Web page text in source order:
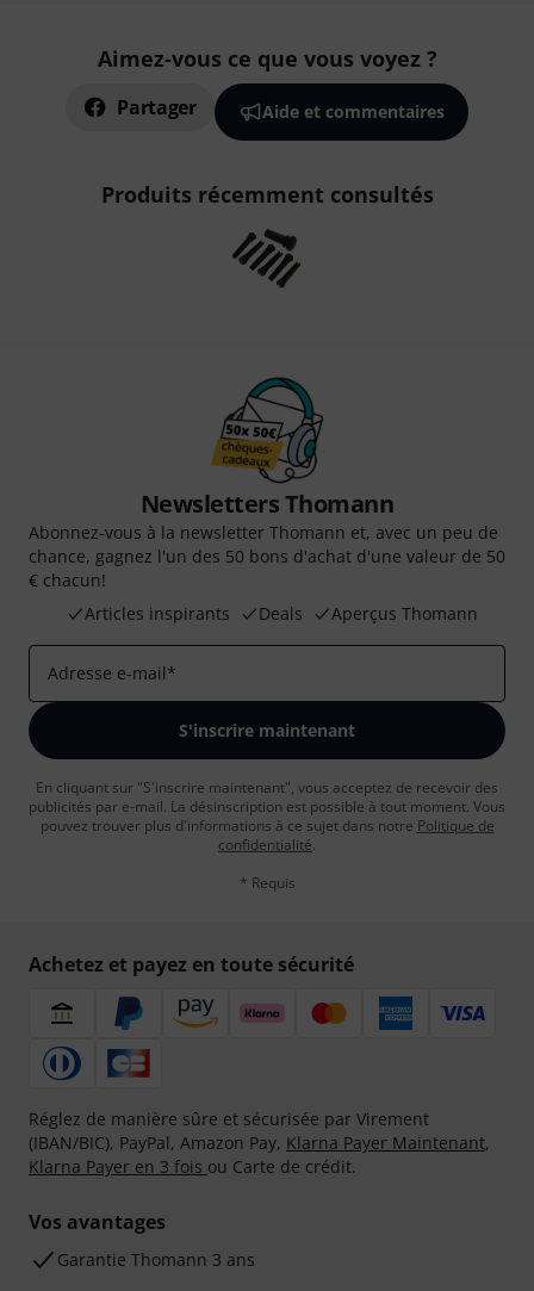
Aimez-vous ce que vous voyez ?
Partager Aide et commentaires
Produits récemment consultés
Newsletters Thomann
Abonnez-vous à la newsletter Thomann et, avec un peu de
chance, gagnez l'un des 50 bons d'achat d'une valeur de 50
€ chacun!
Articles inspirants
Deals Aperçus Thomann
Adresse e-mail*
S'inscrire maintenant
En cliquant sur "S'inscrire maintenant", vous acceptez de recevoir des
publicités par e-mail. La désinscription est possible à tout moment. Vous
pouvez trouver plus d'informations à ce sujet dans notre Politique de
confidentialité.
* Requis
Achetez et payez en toute sécurité
Réglez de manière sûre et sécurisée par Virement
(IBAN/BIC), PayPal, Amazon Pay, Klarna Payer Maintenant,
Klarna Payer en 3 fois ou Carte de crédit.
Vos avantages
Ga­ran­tie Thomann 3 ans